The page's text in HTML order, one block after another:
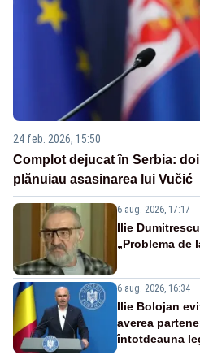
24 feb. 2026, 15:50
Complot dejucat în Serbia:
plănuiau asasinarea lui Vučić
6 aug. 2026, 17:17
Ilie
„Problema de
6 aug. 2026, 16:34
Ilie Bolojan
averea
întotdeauna